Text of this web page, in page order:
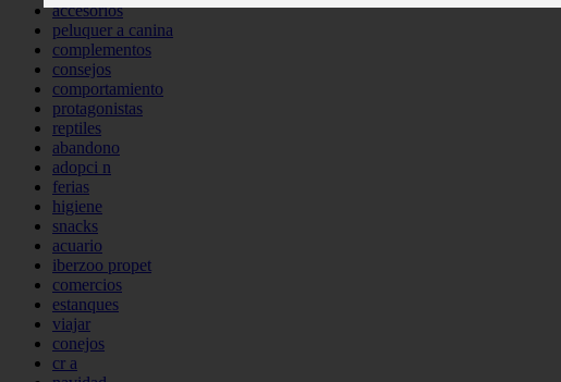
accesorios
peluquer a canina
complementos
consejos
comportamiento
protagonistas
reptiles
abandono
adopci n
ferias
higiene
snacks
acuario
iberzoo propet
comercios
estanques
viajar
conejos
cr a